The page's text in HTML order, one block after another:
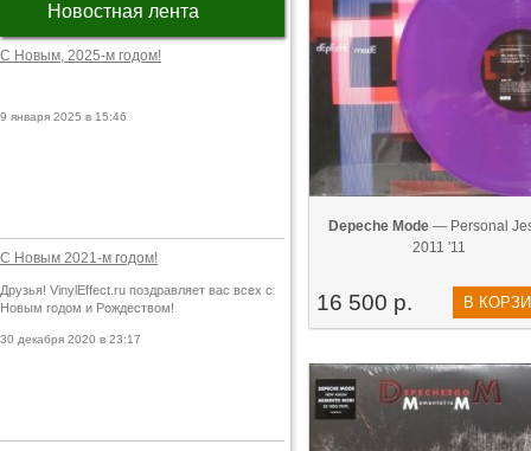
Новостная лента
С Новым, 2025-м годом!
9 января 2025 в 15:46
С Новым 2021-м годом!
Друзья! VinylEffect.ru поздравляет вас всех с
Новым годом и Рождеством!
30 декабря 2020 в 23:17
Depeche Mode — Personal
2011 '11
16 500 р. В